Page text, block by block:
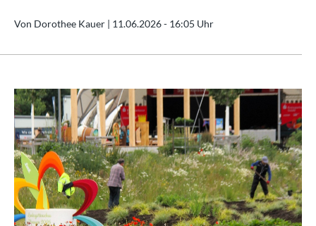
Von Dorothee Kauer | 11.06.2026 - 16:05 Uhr